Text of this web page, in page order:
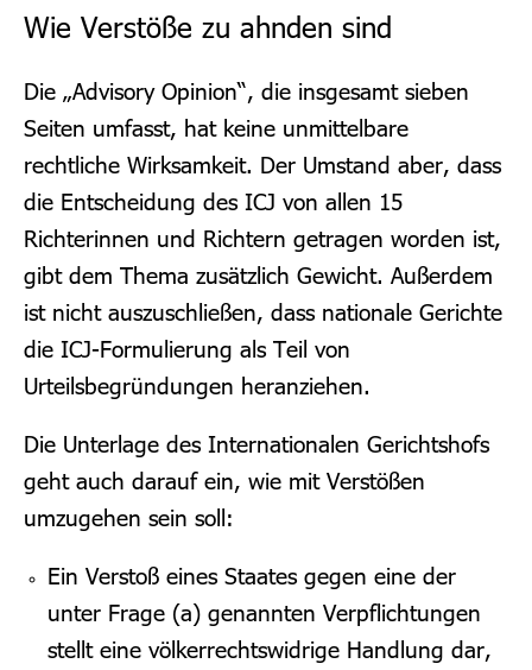
Wie Verstöße zu ahnden sind
Die „Advisory Opinion“, die insgesamt sieben
Seiten umfasst, hat keine unmittelbare
rechtliche Wirksamkeit. Der Umstand aber, dass
die Entscheidung des ICJ von allen 15
Richterinnen und Richtern getragen worden ist,
gibt dem Thema zusätzlich Gewicht. Außerdem
ist nicht auszuschließen, dass nationale Gerichte
die ICJ-Formulierung als Teil von
Urteilsbegründungen heranziehen.
Die Unterlage des Internationalen Gerichtshofs
geht auch darauf ein, wie mit Verstößen
umzugehen sein soll:
Ein Verstoß eines Staates gegen eine der
unter Frage (a) genannten Verpflichtungen
stellt eine völkerrechtswidrige Handlung dar,